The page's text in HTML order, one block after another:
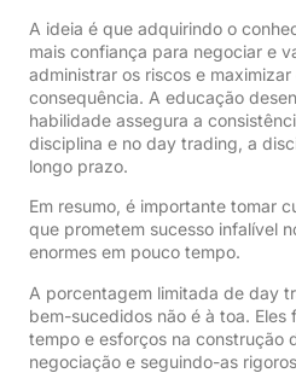
A ideia é que adquirindo o
mais confiança para negociar e
administrar os riscos e
consequência. A educação
habilidade assegura a
disciplina e no day trading, a
longo prazo.
Em resumo, é importante tomar
que prometem sucesso infalível
enormes em pouco tempo.
A porcentagem limitada de day
bem-sucedidos não é à toa. Eles
tempo e esforços na construção
negociação e seguindo-as